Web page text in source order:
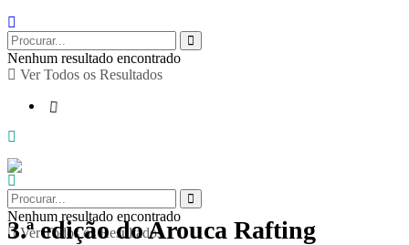
Nenhum resultado encontrado
Ver Todos os Resultados
Nenhum resultado encontrado
Ver Todos os Resultados
3.ª edição do Arouca Rafting